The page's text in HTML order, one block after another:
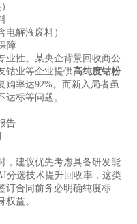
解液废料）
障
业性。某央企背景回收商公
钴业等企业提供高纯度钴粉
购率达92%。而新入局者虽
标等问题。
告
，建议优先考虑具备研发能
分选技术提升回收率，这类
订合同前务必明确纯度标
益。